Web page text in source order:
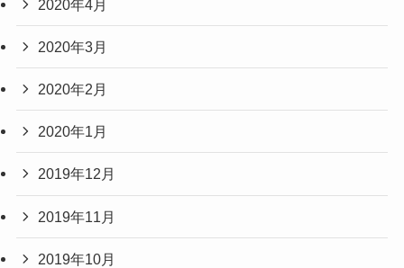
2020年4月
2020年3月
2020年2月
2020年1月
2019年12月
2019年11月
2019年10月